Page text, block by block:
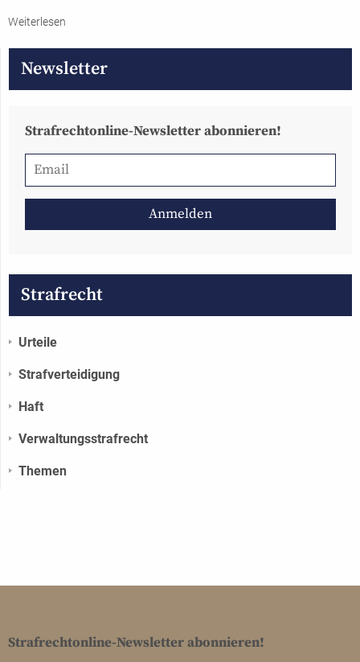
Weiterlesen
Newsletter
Strafrechtonline-Newsletter abonnieren!
Strafrecht
Urteile
Strafverteidigung
Haft
Verwaltungs­strafrecht
Themen
Strafrechtonline-Newsletter abonnieren!